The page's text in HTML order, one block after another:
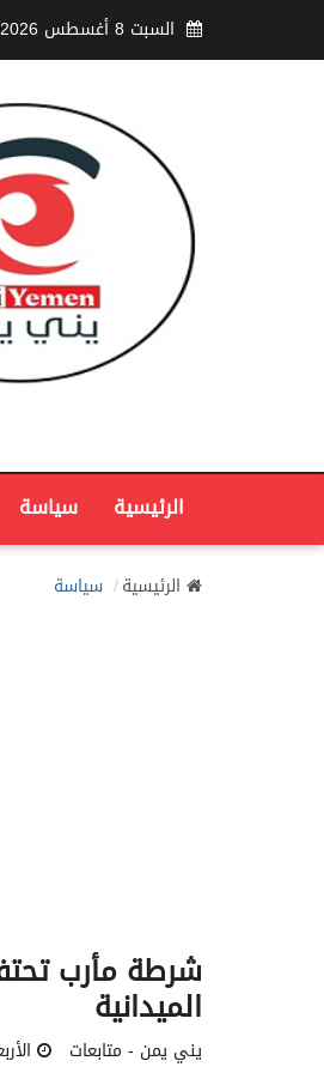
السبت 8 أغسطس 2026 م
الرئيسية سياسة
الرئيسية سياسة
شرطة مأرب
الميدانية
يني يمن - متابعات الأربعاء 20 مايو